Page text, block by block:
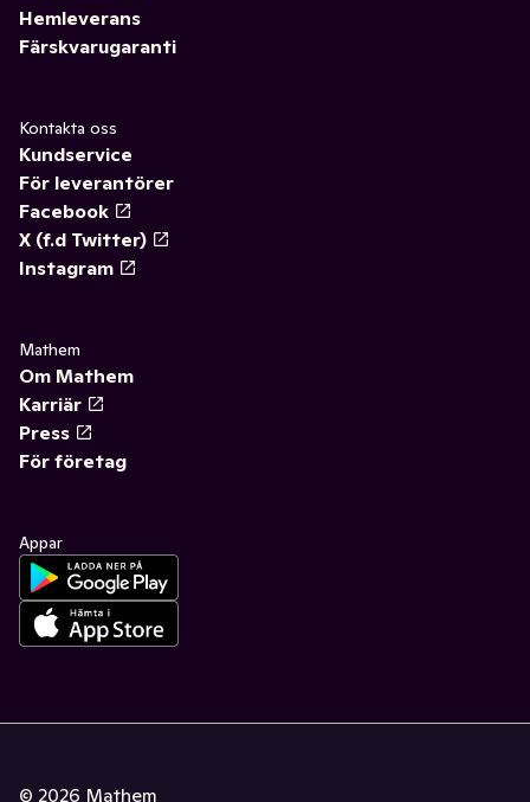
Hemleverans
Färskvarugaranti
Kontakta oss
Kundservice
För leverantörer
Facebook
X (f.d Twitter)
Instagram
Mathem
Om Mathem
Karriär
Press
För företag
Appar
© 2026 Mathem